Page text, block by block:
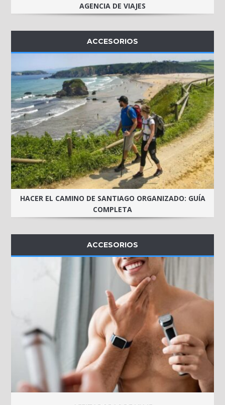
AGENCIA DE VIAJES
ACCESORIOS
HACER EL CAMINO DE SANTIAGO ORGANIZADO: GUÍA
COMPLETA
ACCESORIOS